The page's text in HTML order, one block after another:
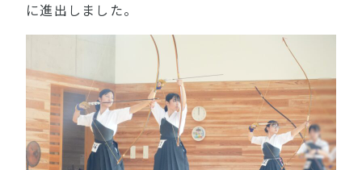
に進出しました。